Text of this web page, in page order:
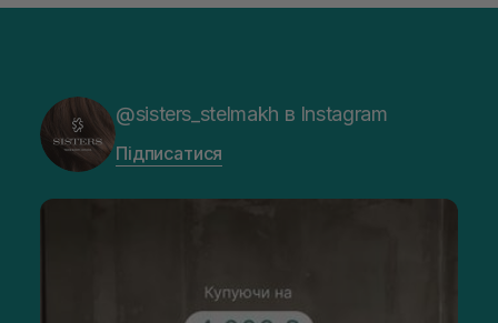
@sisters_stelmakh в Instagram
Підписатися